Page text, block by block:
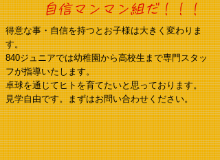
​ 自信マンマン組だ！！！
得意な事・自信を持つとお子様は大きく変わりま
す。
840ジュニアでは幼稚園から高校生まで専門スタッ
フが指導いたします。
卓球を通じてヒトを育てたいと思っております。
見学自由です。まずはお問い合わせください。